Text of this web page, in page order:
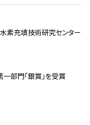
素充填技術研究センター
部門「銀賞」を受賞